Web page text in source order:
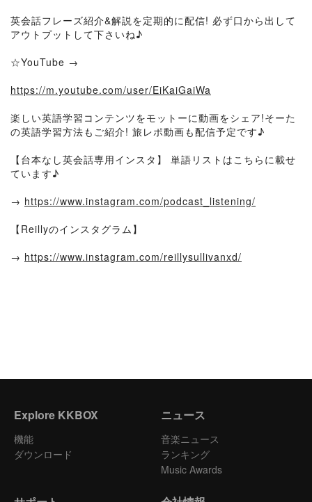
英会話フレーズ紹介&解説を定期的に配信! 必ず口から出して
アウトプットして下さいね♪
☆YouTube →
https://m.youtube.com/user/EiKaiGaiWa
楽しい英語学習コンテンツをモットーに動画をシェア!そーた
の英語学習方法もご紹介! 旅レポ動画も配信予定です♪
【台本なし英会話専用インスタ】 単語リストはこちらに載せ
ています♪
→ https://www.instagram.com/podcast_listening/
【Reillyのインスタグラム】
→ https://www.instagram.com/reillysullivanxd/
Explore KKBOX
機能
ダウンロード
ニュース
音楽ニュース
ランキング
Music Awards